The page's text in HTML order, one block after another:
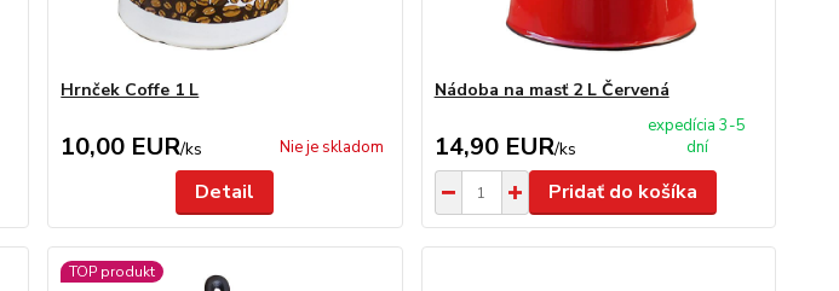
Hrnček Coffe 1 L
10,00 EUR/ks Nie je skladom
Detail
Nádoba na masť 2 L Červená
14,90 EUR/ks
expedícia 3-5
dní
Pridať do košíka
TOP produkt